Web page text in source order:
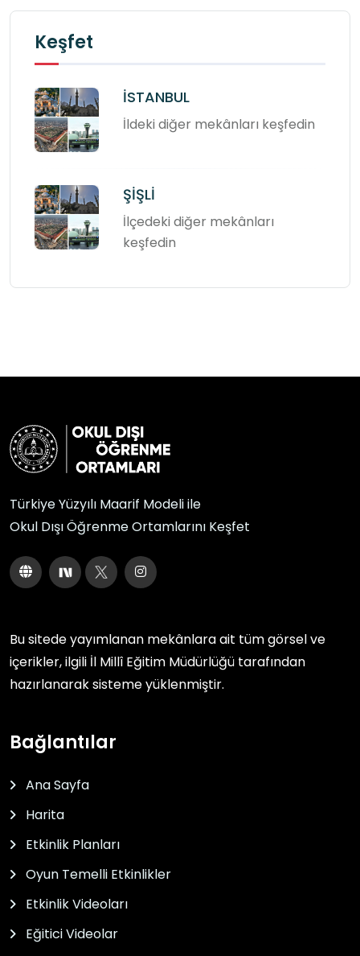
Keşfet
İSTANBUL
İldeki diğer mekânları keşfedin
ŞİŞLİ
İlçedeki diğer mekânları
keşfedin
Türkiye Yüzyılı Maarif Modeli ile
Okul Dışı Öğrenme Ortamlarını Keşfet
Bu sitede yayımlanan mekânlara ait tüm görsel ve
içerikler, ilgili İl Millî Eğitim Müdürlüğü tarafından
hazırlanarak sisteme yüklenmiştir.
Bağlantılar
Ana Sayfa
Harita
Etkinlik Planları
Oyun Temelli Etkinlikler
Etkinlik Videoları
Eğitici Videolar